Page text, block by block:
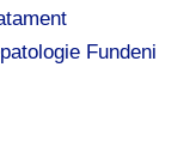
Fundeni